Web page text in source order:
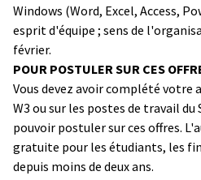
Windows (Word, Excel, Access,
esprit d'équipe ; sens de
février.
POUR POSTULER SUR CES
Vous devez avoir complété
W3 ou sur les postes de travail
pouvoir postuler sur ces offres.
gratuite pour les étudiants, les
depuis moins de deux ans.